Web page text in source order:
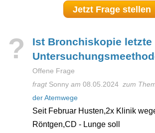
Jetzt Frage stellen
?
Ist Bronchiskopie letzte
Offene Frage
fragt Sonny am 08.05.2024 zum
der Atemwege
Seit Februar Husten,2x Klinik
Röntgen,CD - Lunge soll